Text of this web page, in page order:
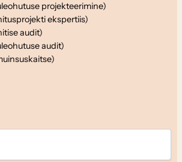
projekteerimine)
ekspertiis)
audit)
audit)